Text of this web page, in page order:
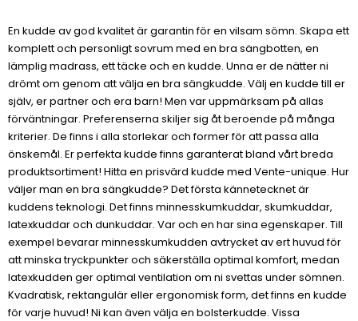
En kudde av god kvalitet är garantin för en vilsam sömn. Skapa ett
komplett och personligt sovrum med en bra sängbotten, en
lämplig madrass, ett täcke och en kudde. Unna er de nätter ni
drömt om genom att välja en bra sängkudde. Välj en kudde till er
själv, er partner och era barn! Men var uppmärksam på allas
förväntningar. Preferenserna skiljer sig åt beroende på många
kriterier. De finns i alla storlekar och former för att passa alla
önskemål. Er perfekta kudde finns garanterat bland vårt breda
produktsortiment! Hitta en prisvärd kudde med Vente-unique. Hur
väljer man en bra sängkudde? Det första kännetecknet är
kuddens teknologi. Det finns minnesskumkuddar, skumkuddar,
latexkuddar och dunkuddar. Var och en har sina egenskaper. Till
exempel bevarar minnesskumkudden avtrycket av ert huvud för
att minska tryckpunkter och säkerställa optimal komfort, medan
latexkudden ger optimal ventilation om ni svettas under sömnen.
Kvadratisk, rektangulär eller ergonomisk form, det finns en kudde
för varje huvud! Ni kan även välja en bolsterkudde. Vissa